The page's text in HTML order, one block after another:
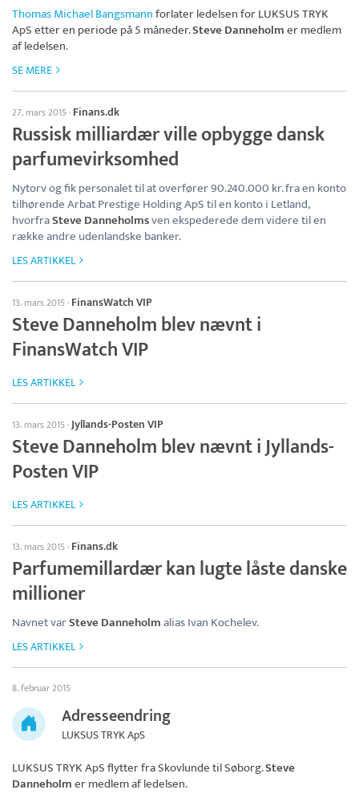
Thomas Michael Bangsmannforlater ledelsen forLUKSUS TRYK
ApSetter en periode på 5 måneder.Steve Danneholmer medlem
af ledelsen.
SE MERE
27. mars 2015· Finans.dk
Russisk milliardær ville opbygge dansk
parfumevirksomhed
Nytorv og fik personalet til at overfører 90.240.000 kr. fra en konto
tilhørende Arbat Prestige Holding ApS til en konto i Letland,
hvorfraSteve Danneholmsven ekspederede dem videre til en
række andre udenlandske banker.
LES ARTIKKEL
13. mars 2015· FinansWatch VIP
Steve Danneholm blev nævnt i
FinansWatch VIP
LES ARTIKKEL
13. mars 2015·Jyllands-Posten VIP
Steve Danneholm blev nævnt i Jyllands-
Posten VIP
LES ARTIKKEL
13. mars 2015· Finans.dk
Parfumemillardær kan lugte låste danske
millioner
Navnet varSteve Danneholmalias Ivan Kochelev.
LES ARTIKKEL
8. februar 2015
Adresseendring
LUKSUS TRYK ApS
LUKSUS TRYK ApSflytter fra Skovlunde til Søborg.Steve
Danneholmer medlem af ledelsen.